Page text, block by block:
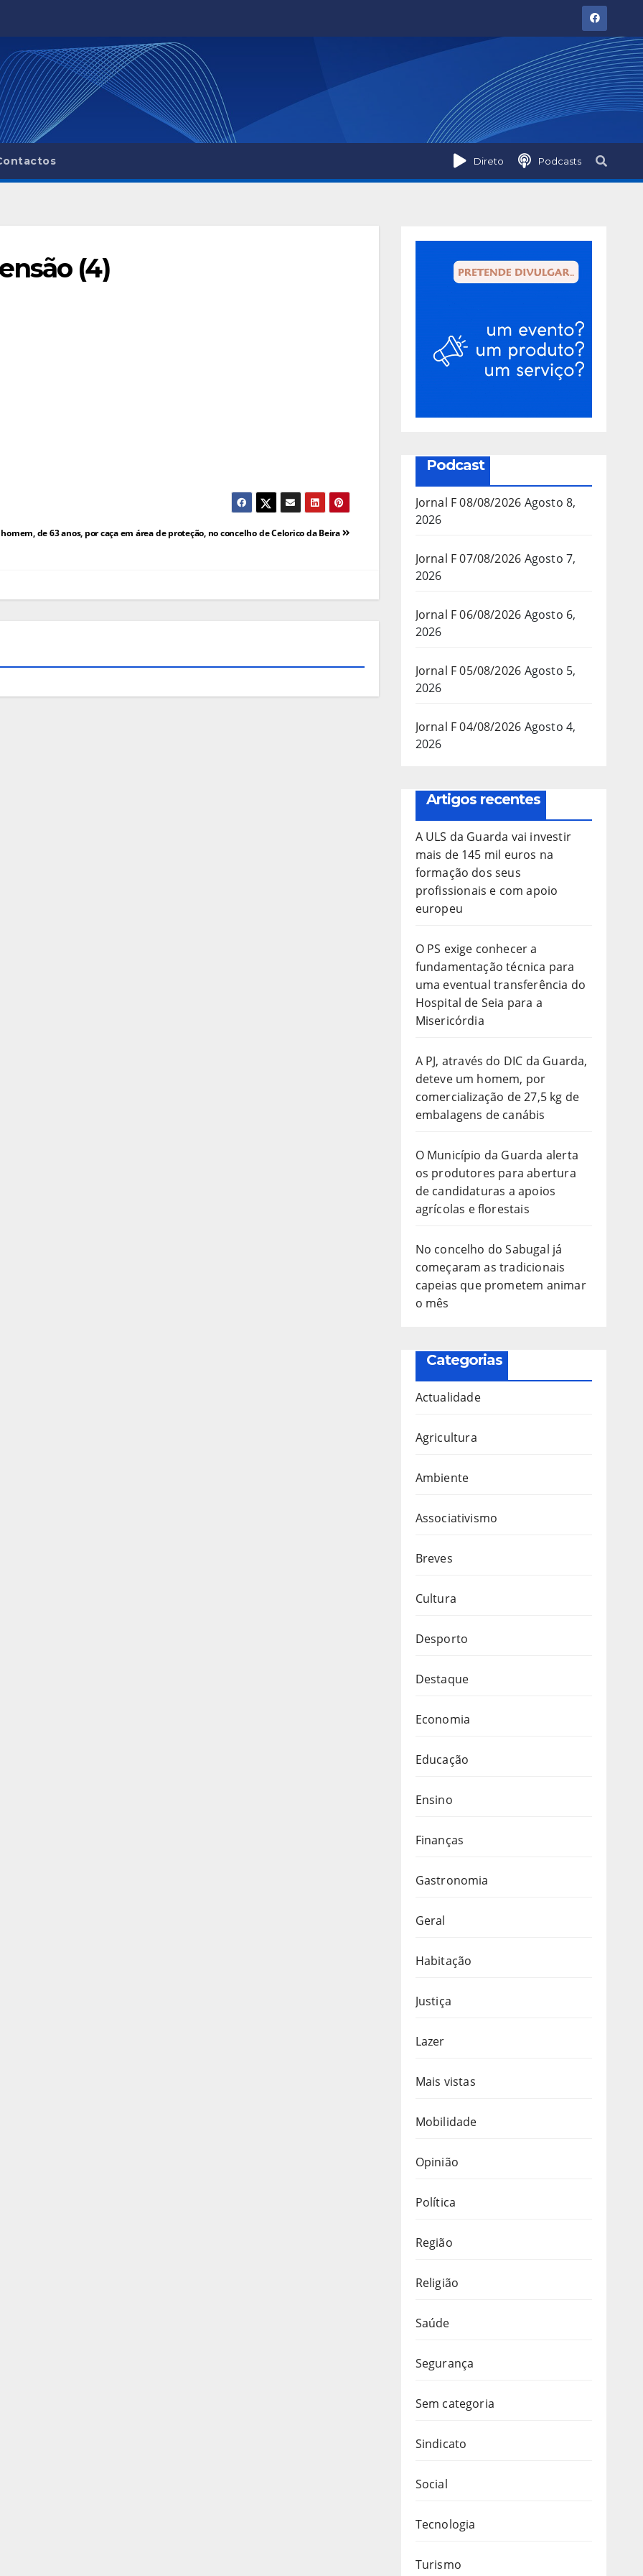
Direto Podcasts
(4)
de 63 anos, por caça em área de proteção, no concelho de Celorico da Beira
Podcast
Jornal F 08/08/2026 Agosto 8,
2026
Jornal F 07/08/2026 Agosto 7,
2026
Jornal F 06/08/2026 Agosto 6,
2026
Jornal F 05/08/2026 Agosto 5,
2026
Jornal F 04/08/2026 Agosto 4,
2026
Artigos recentes
A ULS da Guarda vai investir
mais de 145 mil euros na
formação dos seus
profissionais e com apoio
europeu
O PS exige conhecer a
fundamentação técnica para
uma eventual transferência do
Hospital de Seia para a
Misericórdia
A PJ, através do DIC da Guarda,
deteve um homem, por
comercialização de 27,5 kg de
embalagens de canábis
O Município da Guarda alerta
os produtores para abertura
de candidaturas a apoios
agrícolas e florestais
No concelho do Sabugal já
começaram as tradicionais
capeias que prometem animar
o mês
Categorias
Actualidade
Agricultura
Ambiente
Associativismo
Breves
Cultura
Desporto
Destaque
Economia
Educação
Ensino
Finanças
Gastronomia
Geral
Habitação
Justiça
Lazer
Mais vistas
Mobilidade
Opinião
Política
Região
Religião
Saúde
Segurança
Sem categoria
Sindicato
Social
Tecnologia
Turismo